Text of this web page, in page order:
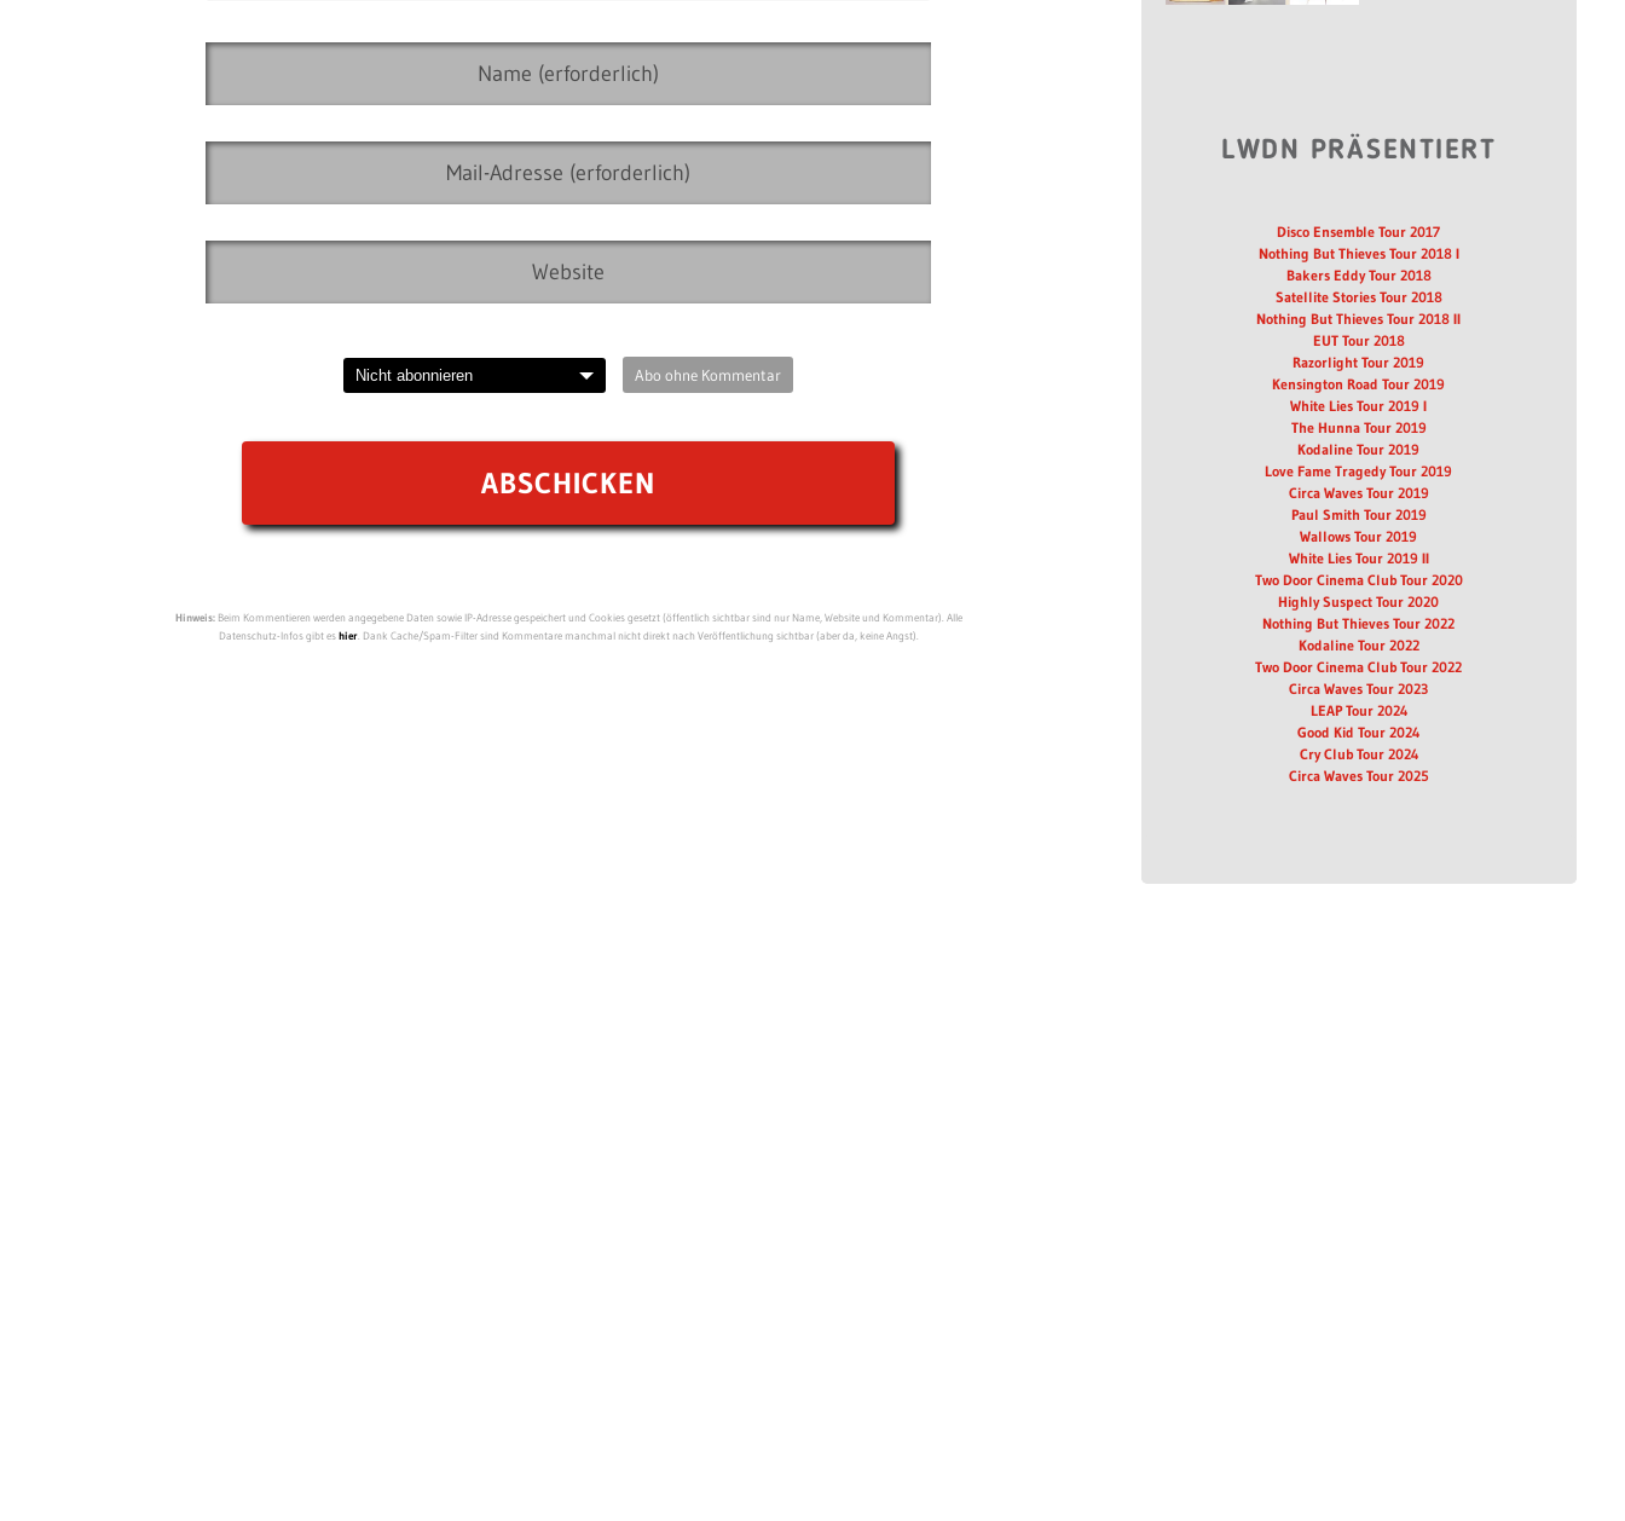
Abo ohne Kommentar
Hinweis:Beim Kommentieren werden angegebene Daten sowie IP-Adresse gespeichert und Cookies gesetzt (öffentlich sichtbar sind nur Name, Website und Kommentar). Alle
Datenschutz-Infos gibt eshier. Dank Cache/Spam-Filter sind Kommentare manchmal nicht direkt nach Veröffentlichung sichtbar (aber da, keine Angst).
LWDN PRÄSENTIERT
Disco Ensemble Tour 2017
Nothing But Thieves Tour 2018 I
Bakers Eddy Tour 2018
Satellite Stories Tour 2018
Nothing But Thieves Tour 2018 II
EUT Tour 2018
Razorlight Tour 2019
Kensington Road Tour 2019
White Lies Tour 2019 I
The Hunna Tour 2019
Kodaline Tour 2019
Love Fame Tragedy Tour 2019
Circa Waves Tour 2019
Paul Smith Tour 2019
Wallows Tour 2019
White Lies Tour 2019 II
Two Door Cinema Club Tour 2020
Highly Suspect Tour 2020
Nothing But Thieves Tour 2022
Kodaline Tour 2022
Two Door Cinema Club Tour 2022
Circa Waves Tour 2023
LEAP Tour 2024
Good Kid Tour 2024
Cry Club Tour 2024
Circa Waves Tour 2025